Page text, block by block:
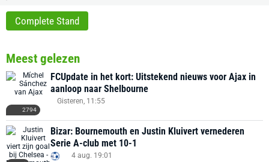
Complete Stand
Meest gelezen
2794
FCUpdate in het kort: Uitstekend nieuws voor Ajax in
aanloop naar Shelbourne
Gisteren, 11:55
Bizar: Bournemouth en Justin Kluivert vernederen
Serie A-club met 10-1
4 aug. 19:01